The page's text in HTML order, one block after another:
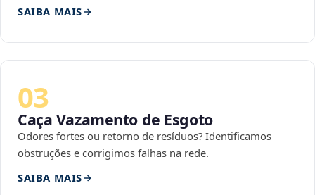
SAIBA MAIS
03
Caça Vazamento de Esgoto
Odores fortes ou retorno de resíduos? Identificamos
obstruções e corrigimos falhas na rede.
SAIBA MAIS